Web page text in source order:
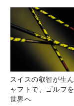
スイスの叡智が生
ャフトで、ゴルフ
世界へ